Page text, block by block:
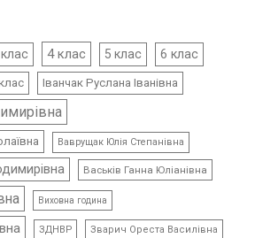
4 клас 5 клас 6 клас
Іванчак Руслана Іванівна
Ваврущак Юлія Степанівна
Васьків Ганна Юліанівна
Виховна година
ЗДНВР Зварич Ореста Василівна